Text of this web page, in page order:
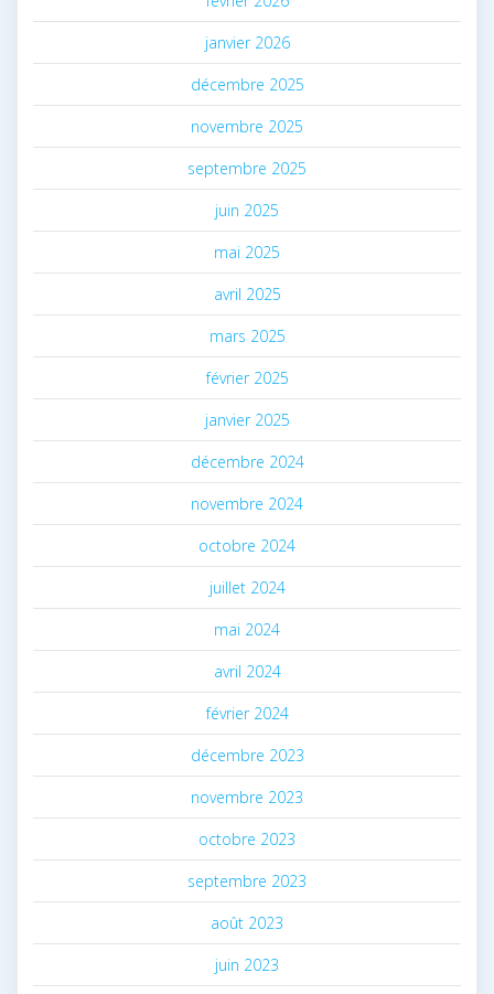
janvier 2026
décembre 2025
novembre 2025
septembre 2025
juin 2025
mai 2025
avril 2025
mars 2025
février 2025
janvier 2025
décembre 2024
novembre 2024
octobre 2024
juillet 2024
mai 2024
avril 2024
février 2024
décembre 2023
novembre 2023
octobre 2023
septembre 2023
août 2023
juin 2023